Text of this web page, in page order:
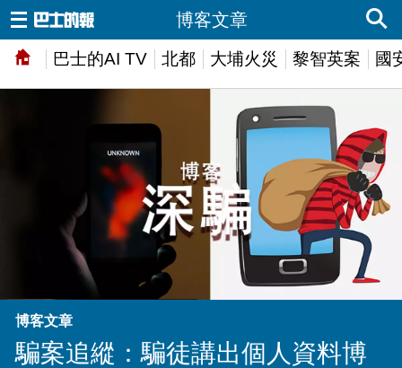
巴士的AI TV 北都 大埔火災 黎智英案 國
博客文章
博客文章
騙案追縱：騙徒講出個人資料博